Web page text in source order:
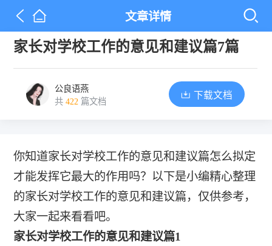
文章详情
家长对学校工作的意见和建议篇7篇
公良语燕
共 422 篇文档
下载文档
你知道家长对学校工作的意见和建议篇怎么拟定
才能发挥它最大的作用吗？以下是小编精心整理
的家长对学校工作的意见和建议篇，仅供参考，
大家一起来看看吧。
家长对学校工作的意见和建议篇1